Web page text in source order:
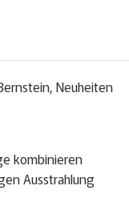
, Neuheiten
kombinieren
Ausstrahlung